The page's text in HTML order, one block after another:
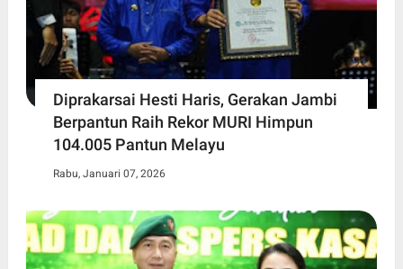
Diprakarsai Hesti Haris, Gerakan Jambi
Berpantun Raih Rekor MURI Himpun
104.005 Pantun Melayu
Rabu, Januari 07, 2026